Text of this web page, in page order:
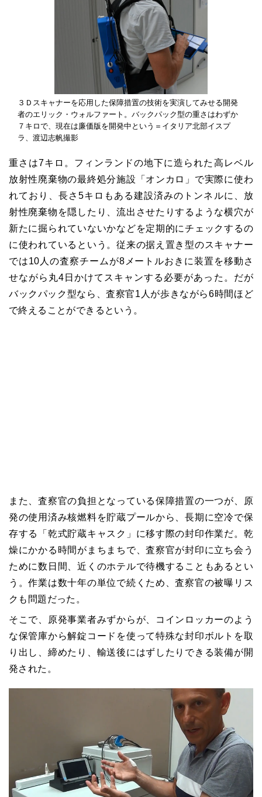
３Ｄスキャナーを応用した保障措置の技術を実演してみせる開発
者のエリック・ウォルファート。バックパック型の重さはわずか
７キロで、現在は廉価版を開発中という＝イタリア北部イスプ
ラ、渡辺志帆撮影
重さは7キロ。フィンランドの地下に造られた高レベル
放射性廃棄物の最終処分施設「オンカロ」で実際に使わ
れており、長さ5キロもある建設済みのトンネルに、放
射性廃棄物を隠したり、流出させたりするような横穴が
新たに掘られていないかなどを定期的にチェックするの
に使われているという。従来の据え置き型のスキャナー
では10 人の査察チームが8 メートルおきに装置を移動さ
せながら丸4 日かけてスキャンする必要があった。だが
バックパック型なら、査察官1 人が歩きながら6時間ほど
で終えることができるという。
また、査察官の負担となっている保障措置の一つが、原
発の使用済み核燃料を貯蔵プールから、長期に空冷で保
存する「乾式貯蔵キャスク」に移す際の封印作業だ。乾
燥にかかる時間がまちまちで、査察官が封印に立ち会う
ために数日間、近くのホテルで待機することもあるとい
う。作業は数十年の単位で続くため、査察官の被曝リス
クも問題だった。
そこで、原発事業者みずからが、コインロッカーのよう
な保管庫から解錠コードを使って特殊な封印ボルトを取
り出し、締めたり、輸送後にはずしたりできる装備が開
発された。